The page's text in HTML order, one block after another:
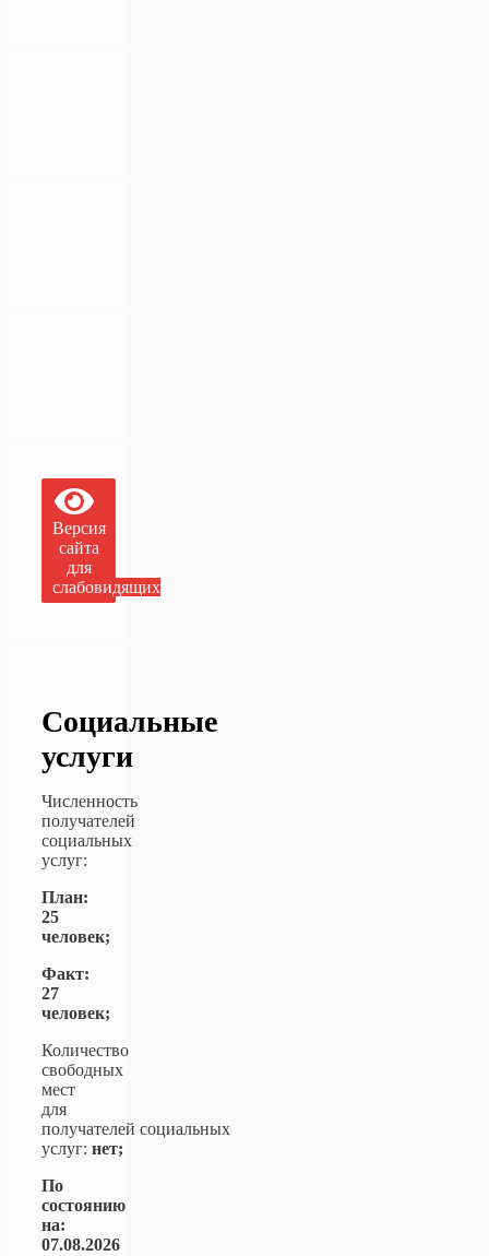
Версия
сайта
для
слабовидящих
Социальные
услуги
Численность
получателей
социальных
услуг:
План:
25
человек;
Факт:
27
человек;
Количество
свободных
мест
для
получателей социальных
услуг: нет;
По
состоянию
на:
07.08.2026